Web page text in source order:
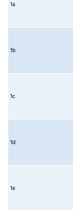
1a
1b
1c
1d
1e